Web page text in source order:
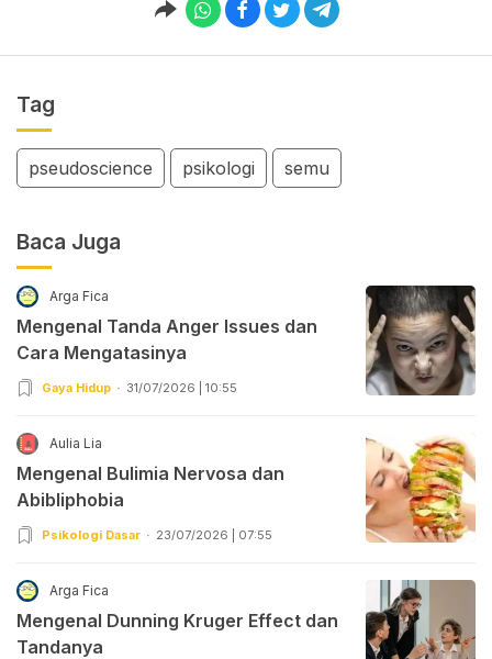
Tag
pseudoscience psikologi semu
Baca Juga
Arga Fica
Mengenal Tanda Anger Issues dan
Cara Mengatasinya
Gaya Hidup 31/07/2026 | 10:55
Aulia Lia
Mengenal Bulimia Nervosa dan
Abibliphobia
Psikologi Dasar 23/07/2026 | 07:55
Arga Fica
Mengenal Dunning Kruger Effect dan
Tandanya